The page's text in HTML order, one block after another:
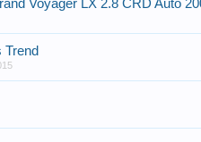
Voyager LX 2.8 CRD Auto
Trend